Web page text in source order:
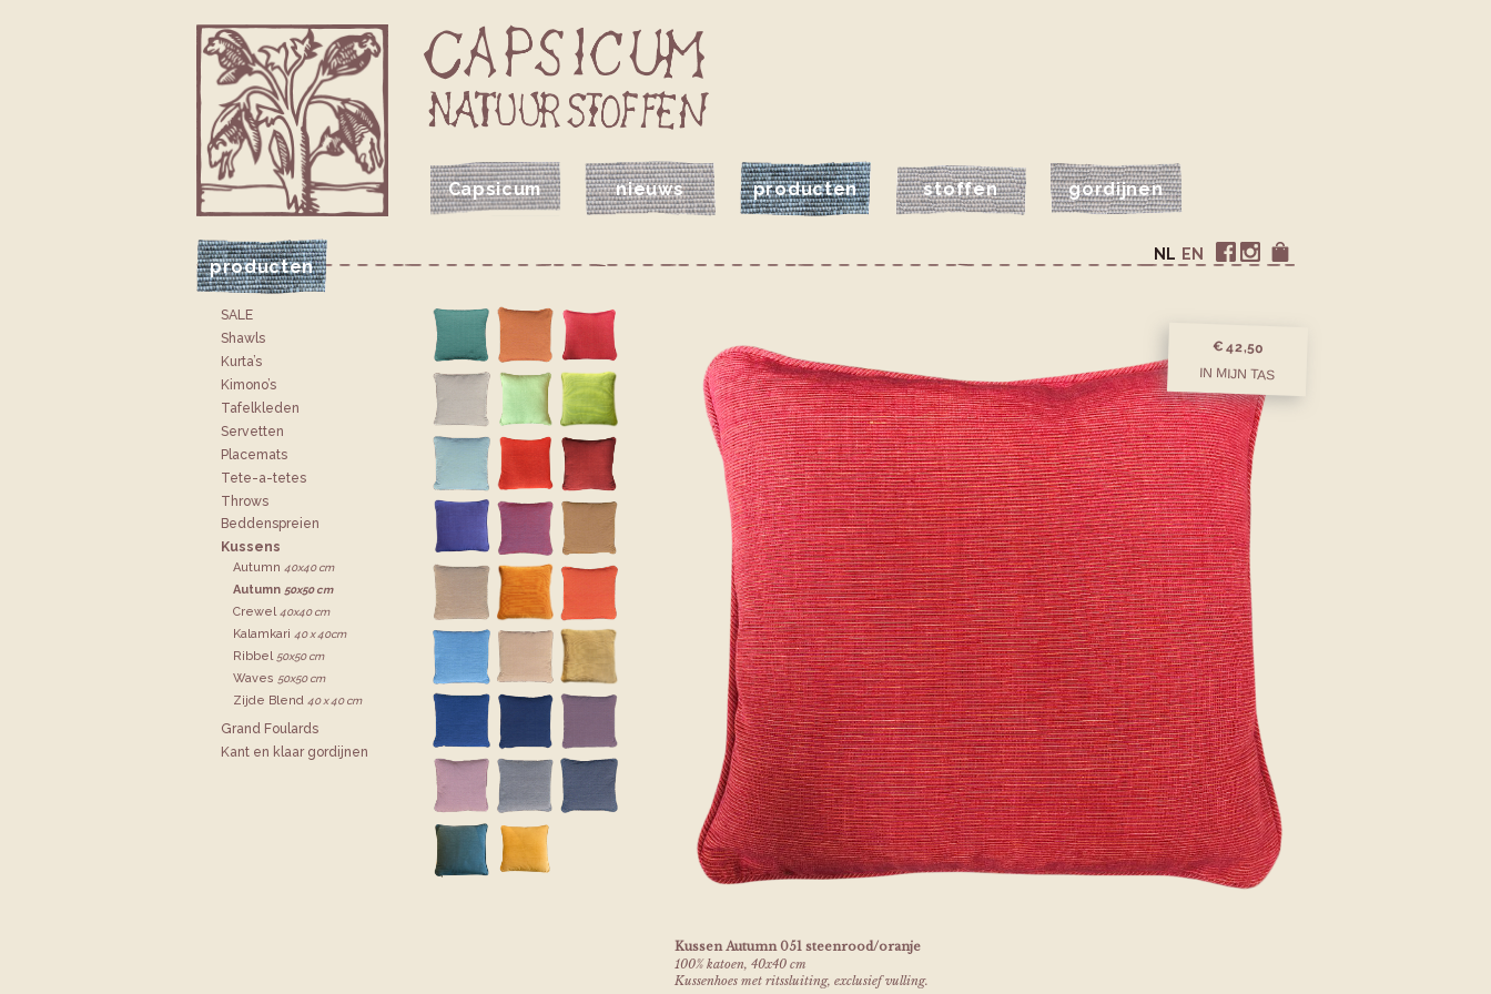
Capsicum nieuws producten stoffen gordijnen
producten
JE CAPSICUM WINKELTAS
VOLG CAPSICUM OP INSTAGRAM
VOLG CAPSICUM OP FACEBOOK EN
NL
SALE
Shawls
Kurta’s
Kimono’s
Tafelkleden
Servetten
Placemats
Tete-a-tetes
Throws
Bedden­spreien
Kussens
Autumn 40x40 cm
Autumn 50x50 cm
Crewel40x40 cm
Kalamkari 40 x 40cm
Ribbel 50x50 cm
Waves 50x50 cm
Zijde Blend 40 x 40 cm
Grand Foulards
Kant en klaar gordijnen
Kussen Autumn 051 steenrood/oranje
100% katoen, 40x40 cm
Kussenhoes met ritssluiting, exclusief vulling.
€ 42,50
IN MIJN TAS